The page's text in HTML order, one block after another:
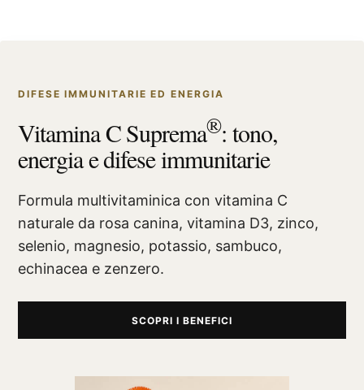
DIFESE IMMUNITARIE ED ENERGIA
Vitamina C Suprema®: tono,
energia e difese immunitarie
Formula multivitaminica con vitamina C
naturale da rosa canina, vitamina D3, zinco,
selenio, magnesio, potassio, sambuco,
echinacea e zenzero.
SCOPRI I BENEFICI